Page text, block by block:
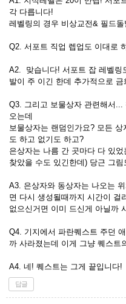
각 다릅니다!
레벨링의 경우 비상교전& 필드
Q2. 서포트 직업 렙업도 이대로
A2. 맞습니다! 서포트 잡 레벨링
발이 주 이긴 한데 추가적으로
Q3. 그리고 보물상자 관련해서
오는데
보물상자는 랜덤인가요? 모든
도 하고 없기도 하고?
은상자는 나름 간 곳마다 다 있
찾았을 수도 있긴한데) 당근 그
A3. 은상자와 동상자는 나오는
면 다시 생성될때까지 시간이 걸
없으신거면 이미 드신게 아닐까
Q4. 기지에서 파란퀘스트 주던
까 사라졌는데 이게 그냥 퀘스트
A4. 네! 퀘스트는 그게 끝입니다!
답글